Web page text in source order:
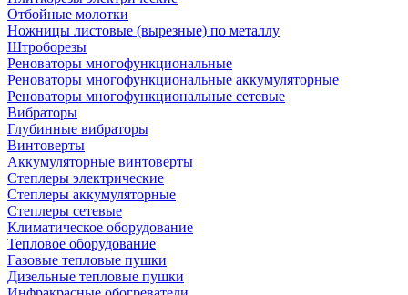
Отбойные молотки
Ножницы листовые (вырезные) по металлу
Штроборезы
Реноваторы многофункциональные
Реноваторы многофункциональные аккумуляторные
Реноваторы многофункциональные сетевые
Вибраторы
Глубинные вибраторы
Винтоверты
Аккумуляторные винтоверты
Степлеры электрические
Степлеры аккумуляторные
Степлеры сетевые
Климатическое оборудование
Тепловое оборудование
Газовые тепловые пушки
Дизельные тепловые пушки